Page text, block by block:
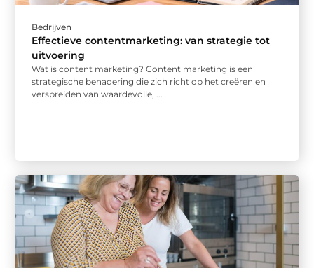
Bedrijven
Effectieve contentmarketing: van strategie tot
uitvoering
Wat is content marketing? Content marketing is een
strategische benadering die zich richt op het creëren en
verspreiden van waardevolle, ...